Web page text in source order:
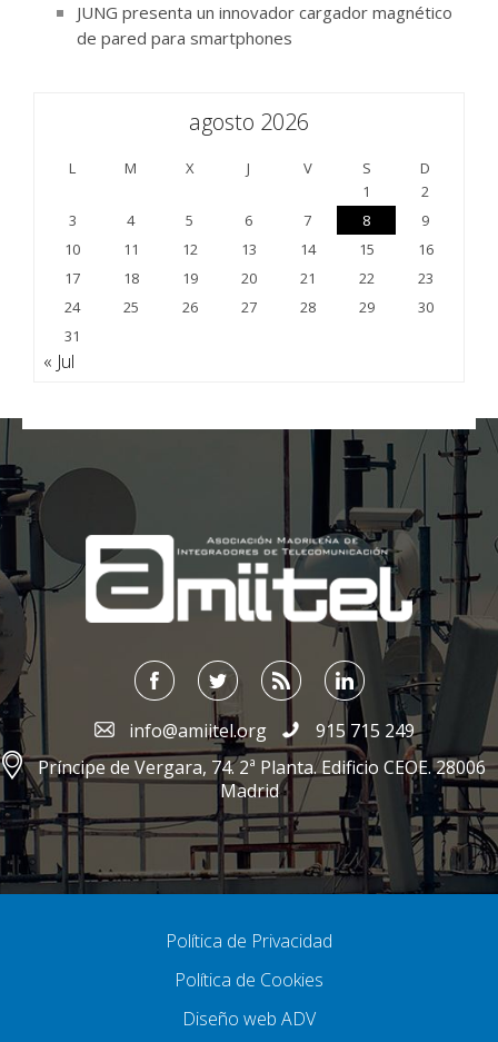
JUNG presenta un innovador cargador magnético
de pared para smartphones
agosto 2026
L M X J V S
D
1
2
3
4 5 6 7 8
9
10
11 12 13 14 15
16
17
18 19 20 21 22
23
24
25 26 27 28 29
30
31
« Jul
;
info@amiitel.org
915 715 249
Príncipe de Vergara, 74. 2ª Planta. Edificio CEOE. 28006
Madrid
Política de Privacidad
Política de Cookies
Diseño web ADV